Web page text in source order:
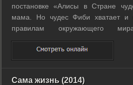
постановке «Алисы в Cтране
мама. Но чудес Фиби хватает и
правилам окружающего
бессмысленным. ...
Сама жизнь (2014)